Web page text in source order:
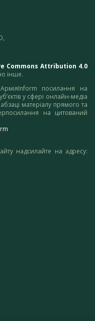
Commons Attribution 4.0
інше.
посилання на
у сфері онлайн-медіа
матеріалу прямого та
на цитований
надсилайте на адресу: